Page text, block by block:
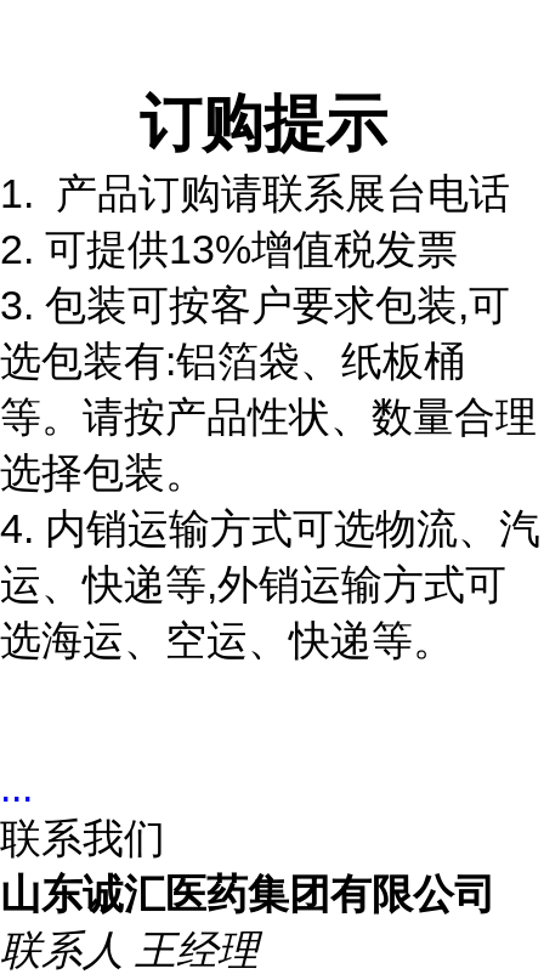
订购提示
1. 产品订购请联系展台电话
2. 可提供13%增值税发票
3. 包装可按客户要求包装,可
选包装有:铝箔袋、纸板桶
等。请按产品性状、数量合理
选择包装。
4. 内销运输方式可选物流、汽
运、快递等,外销运输方式可
选海运、空运、快递等。
...
联系我们
山东诚汇医药集团有限公司
联系人 王经理